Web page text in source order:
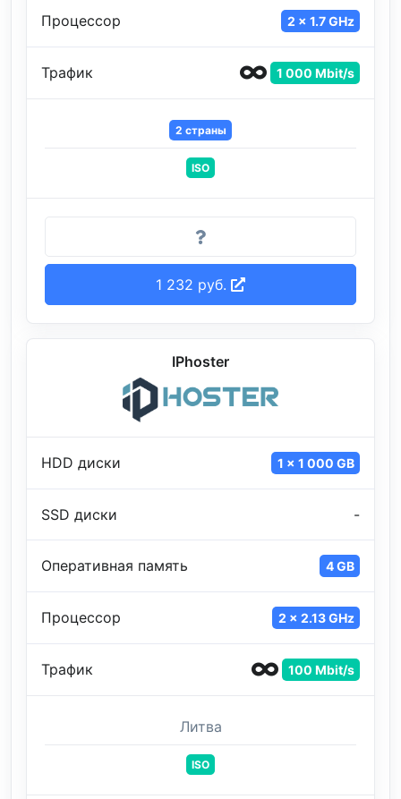
Процессор 2 x 1.7 GHz
Трафик 1 000 Mbit/s
2 страны
ISO
1 232 руб.
IPhoster
HDD диски 1 x 1 000 GB
SSD диски -
Оперативная память 4 GB
Процессор 2 x 2.13 GHz
Трафик 100 Mbit/s
Литва
ISO